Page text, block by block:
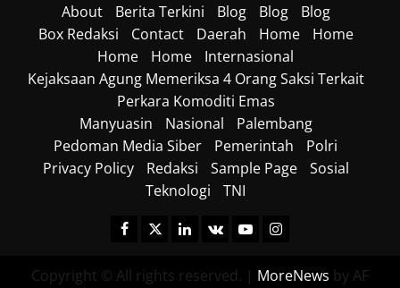
About Berita Terkini Blog Blog
Blog
Box Redaksi
Contact Daerah Home
Home
Home
Home
Internasional
Kejaksaan Agung Memeriksa 4 Orang Saksi Terkait
Perkara Komoditi Emas
Manyuasin
Nasional
Palembang
Pedoman Media Siber
Pemerintah
Polri
Privacy Policy
Redaksi Sample Page
Sosial
Teknologi
TNI
Facebook
TwitterLinkedin
VK YoutubeInstagram
Copyright © All rights reserved. | MoreNews by AF